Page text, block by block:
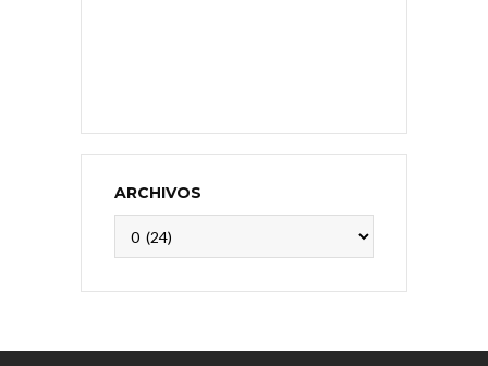
ARCHIVOS